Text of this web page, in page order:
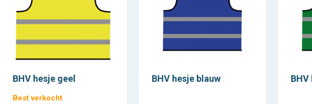
BHV hesje geel
Best verkocht
BHV hesje blauw BHV